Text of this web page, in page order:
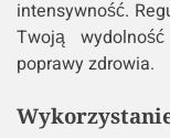
intensywność.
Twoją
poprawy zdrowia.